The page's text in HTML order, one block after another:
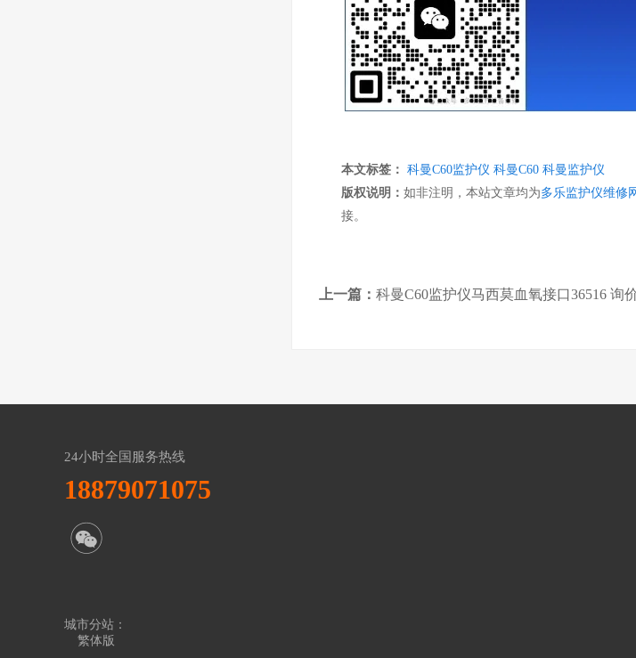
本文标签： 科曼C60监护仪 科曼C60 科曼监护仪
版权说明： 如非注明，本站文章均为多乐监护仪维修
接。
上一篇： 科曼C60监护仪马西莫血氧接口36516 询
24小时全国服务热线
18879071075
城市分站：
繁体版